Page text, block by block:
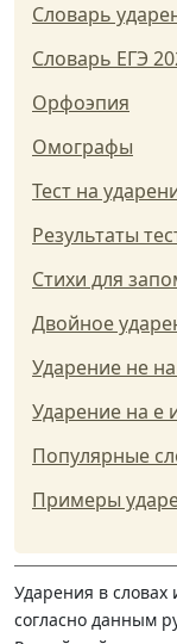
Словарь
Словарь ЕГЭ
Орфоэпия
Омографы
Тест на
Результаты
Стихи для
Двойное
Ударение не
Ударение на е
Популярные
Примеры
Ударения в
согласно данным